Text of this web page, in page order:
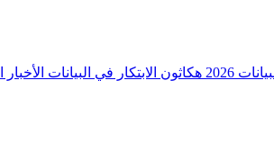
2026 هكاثون الابتكار في البيانات الأخبار